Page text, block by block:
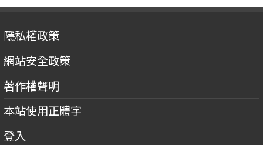
隱私權政策
網站安全政策
著作權聲明
本站使用正體字
登入